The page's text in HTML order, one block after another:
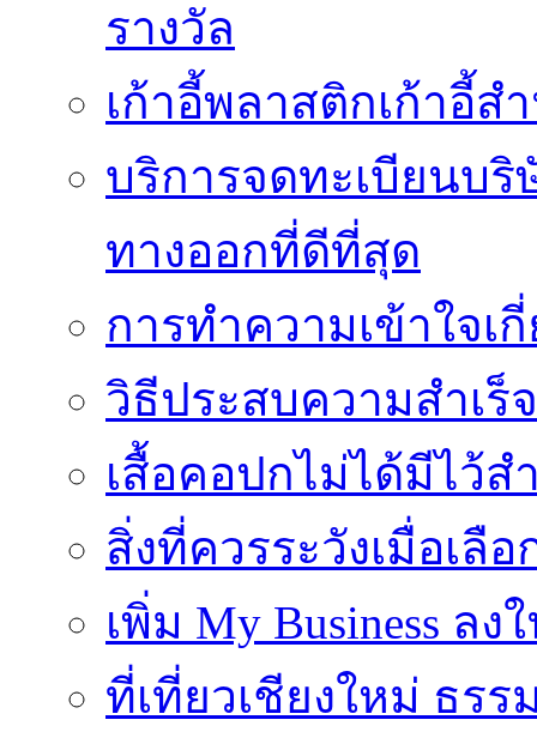
รางวัล
เก้าอี้พลาสติกเก้าอี้
บริการจดทะเบียนบ
ทางออกที่ดีที่สุด
การทำความเข้าใจเ
วิธีประสบความสำเ
เสื้อคอปกไม่ได้มีไว้
สิ่งที่ควรระวังเมื่อเลื
เพิ่ม My Business ลง
ที่เที่ยวเชียงใหม่ ธร